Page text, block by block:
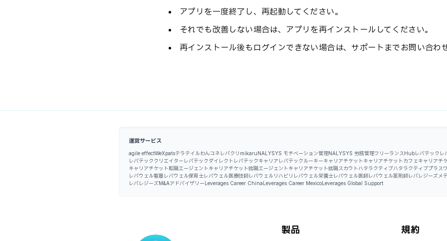
アプリを一度終了し、再起動してください。
それでも改善しない場合は、アプリを再インストールしてください。
再インストール後もログインできない場合は、サポートまでお問い合わ
運営サービス
agile effectWeXpatsテラテイルわんコネ レバクリ mikaruNALYSYS モチベーション管理NALYSYS 労務管理フリーランスHubレバテック レ
レバテッククリエイター レバテックダイレクト レバテックキャリア レバテックルーキーキャリアチケットキャリアチケットカフェキャリアチ
キャリアチケット転職エージェントキャリアチケット就職エージェントキャリアチケット就職スカウトハタラクティブハタラクティブプラス
レバウェル看護 レバウェル保育士レバウェル医療技師レバウェルリハビリ レバウェル栄養士レバウェル医師レバウェル薬剤師レバレジーズメ
レバレジーズM&AアドバイザリーLeverages Career ChinaLeverages Career MexicoLeverages Global Support
製品 規約